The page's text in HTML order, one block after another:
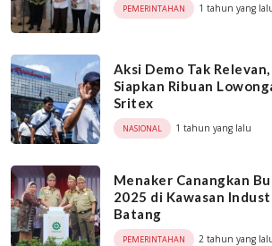
PEMERINTAHAN 1 tahun yang
Aksi Demo Tak
Siapkan Ribuan
Sritex
NASIONAL 1 tahun yang lalu
Menaker Canangkan
2025 di Kawasan
Batang
PEMERINTAHAN 2 tahun yang